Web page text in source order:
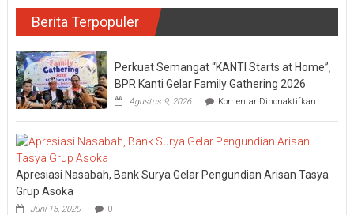
Berita Terpopuler
Perkuat Semangat “KANTI Starts at Home”,
BPR Kanti Gelar Family Gathering 2026
Agustus 9, 2026 Komentar Dinonaktifkanpada
Home”,
Apresiasi Nasabah, Bank Surya Gelar Pengundian Arisan Tasya
Grup Asoka
Juni 15, 2020 0